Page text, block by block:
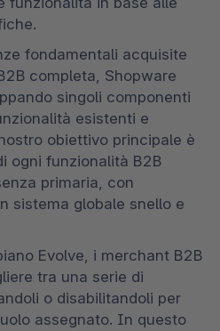
fondamentali acquisite
completa, Shopware
singoli componenti
esistenti e
obiettivo principale è
ogni funzionalità B2B
primaria, con
sistema globale snello e
Evolve, i merchant B2B
tra una serie di
o disabilitandoli per
assegnato. In questo